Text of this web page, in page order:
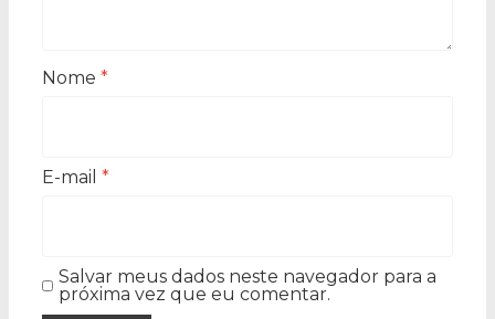
Nome *
E-mail *
Salvar meus dados neste navegador para a
próxima vez que eu comentar.